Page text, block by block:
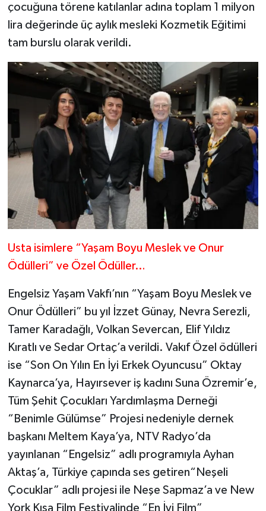
çocuğuna törene katılanlar adına toplam 1 milyon
lira değerinde üç aylık mesleki Kozmetik Eğitimi
tam burslu olarak verildi.
Usta isimlere “Yaşam Boyu Meslek ve Onur
Ödülleri” ve Özel Ödüller…
Engelsiz Yaşam Vakfı’nın “Yaşam Boyu Meslek ve
Onur Ödülleri” bu yıl İzzet Günay, Nevra Serezli,
Tamer Karadağlı, Volkan Severcan, Elif Yıldız
Kıratlı ve Sedar Ortaç’a verildi. Vakıf Özel ödülleri
ise “Son On Yılın En İyi Erkek Oyuncusu” Oktay
Kaynarca’ya, Hayırsever iş kadını Suna Özremir’e,
Tüm Şehit Çocukları Yardımlaşma Derneği
“Benimle Gülümse” Projesi nedeniyle dernek
başkanı Meltem Kaya’ya, NTV Radyo’da
yayınlanan “Engelsiz” adlı programıyla Ayhan
Aktaş’a, Türkiye çapında ses getiren“Neşeli
Çocuklar” adlı projesi ile Neşe Sapmaz’a ve New
York Kısa Film Festivalinde “En İyi Film”